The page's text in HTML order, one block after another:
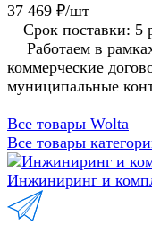
37 469 ₽/шт
Срок поставки: 5
Работаем в
коммерческие
муниципальные
Все товары Wolta
Все товары
Инжиниринг и